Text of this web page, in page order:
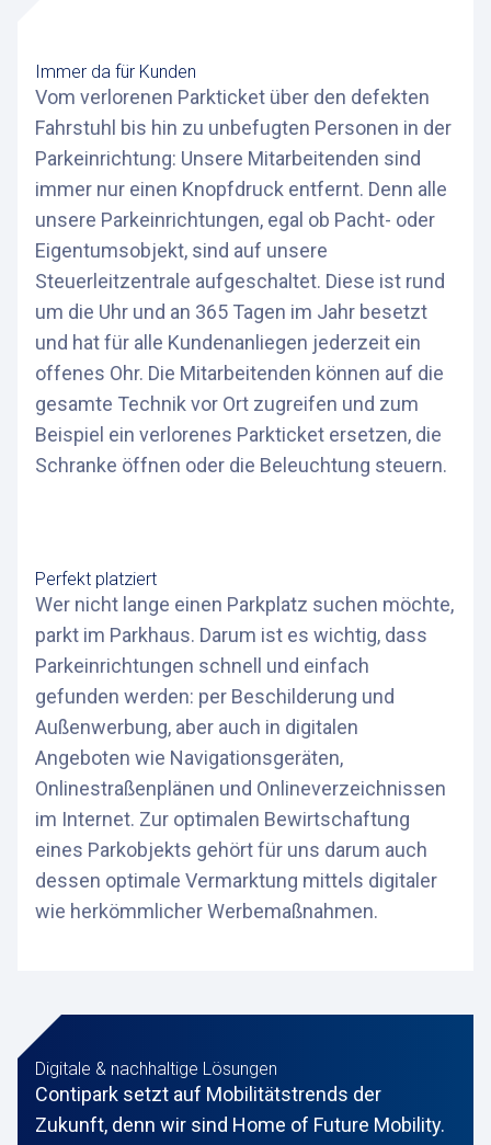
Immer da für Kunden
Vom verlorenen Parkticket über den defekten
Fahrstuhl bis hin zu unbefugten Personen in der
Parkeinrichtung: Unsere Mitarbeitenden sind
immer nur einen Knopfdruck entfernt. Denn alle
unsere Parkeinrichtungen, egal ob Pacht- oder
Eigentumsobjekt, sind auf unsere
Steuerleitzentrale aufgeschaltet. Diese ist rund
um die Uhr und an 365 Tagen im Jahr besetzt
und hat für alle Kundenanliegen jederzeit ein
offenes Ohr. Die Mitarbeitenden können auf die
gesamte Technik vor Ort zugreifen und zum
Beispiel ein verlorenes Parkticket ersetzen, die
Schranke öffnen oder die Beleuchtung steuern.
Perfekt platziert
Wer nicht lange einen Parkplatz suchen möchte,
parkt im Parkhaus. Darum ist es wichtig, dass
Parkeinrichtungen schnell und einfach
gefunden werden: per Beschilderung und
Außenwerbung, aber auch in digitalen
Angeboten wie Navigationsgeräten,
Onlinestraßenplänen und Onlineverzeichnissen
im Internet. Zur optimalen Bewirtschaftung
eines Parkobjekts gehört für uns darum auch
dessen optimale Vermarktung mittels digitaler
wie herkömmlicher Werbemaßnahmen.
Digitale & nachhaltige Lösungen
Contipark setzt auf Mobilitätstrends der
Zukunft, denn wir sind Home of Future Mobility.